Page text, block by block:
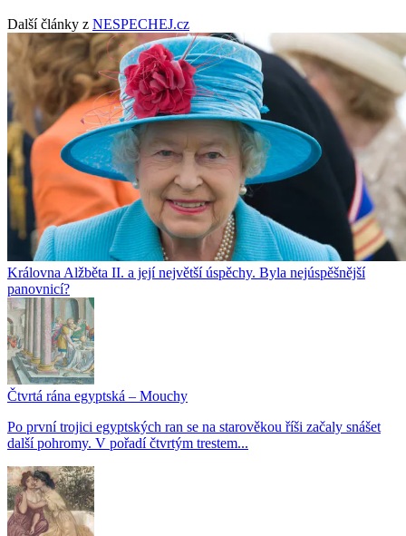
Další články z NESPECHEJ.cz
Královna Alžběta II. a její největší úspěchy. Byla nejúspěšnější
panovnicí?
Čtvrtá rána egyptská – Mouchy
Po první trojici egyptských ran se na starověkou říši začaly snášet
další pohromy. V pořadí čtvrtým trestem...